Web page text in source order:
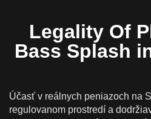
Legality Of
Bass Splash
Účasť v reálnych peniazoch na
regulovanom prostredí a